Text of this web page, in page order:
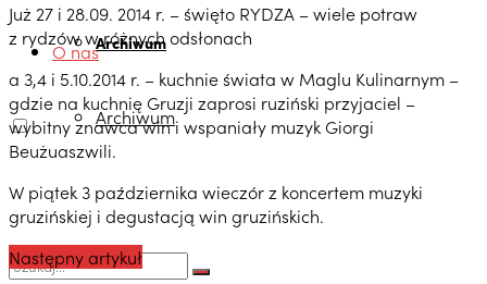
Archiwum
O nas
Archiwum
Już 27 i 28.09. 2014 r. – święto RYDZA – wiele potraw
z rydzów w różnych odsłonach
a 3,4 i 5.10.2014 r. – kuchnie świata w Maglu Kulinarnym –
gdzie na kuchnię Gruzji zaprosi ruziński przyjaciel –
wybitny znawca win i wspaniały muzyk Giorgi
Beużuaszwili.
W piątek 3 października wieczór z koncertem muzyki
gruzińskiej i degustacją win gruzińskich.
Następny artykuł